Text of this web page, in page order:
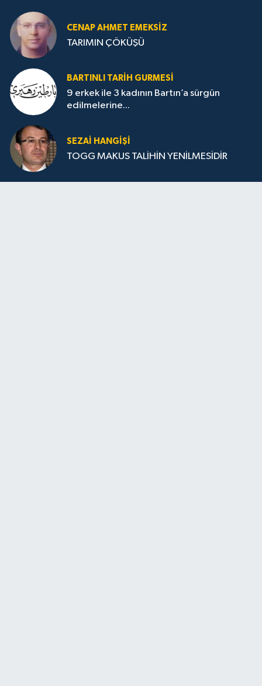
CENAP AHMET EMEKSİZ
TARIMIN ÇÖKÜŞÜ
BARTINLI TARIH GURMESI
9 erkek ile 3 kadının Bartın’a sürgün
edilmelerine...
SEZAI HANGİŞİ
TOGG MAKUS TALİHİN YENİLMESİDİR